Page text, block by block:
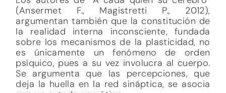
(Ansermet F., Magistretti P., 2012),
argumentan también que la constitución de
la realidad interna inconsciente, fundada
sobre los mecanismos de la plasticidad, no
es únicamente un fenómeno de orden
psíquico, pues a su vez involucra al cuerpo.
Se argumenta que las percepciones, que
deja la huella en la red sináptica, se asocia